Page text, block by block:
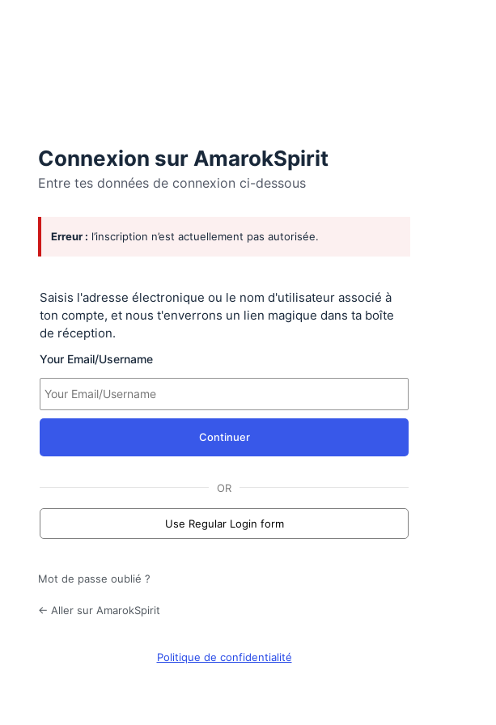
Connexion sur AmarokSpirit
Entre tes données de connexion ci-dessous
Se
connecter
Erreur : l’inscription n’est actuellement pas autorisée.
Saisis l'adresse électronique ou le nom d'utilisateur associé à
ton compte, et nous t'enverrons un lien magique dans ta boîte
de réception.
Your Email/Username
Continuer
OR
Use Regular Login form
Mot de passe oublié ?
← Aller sur AmarokSpirit
Politique de confidentialité